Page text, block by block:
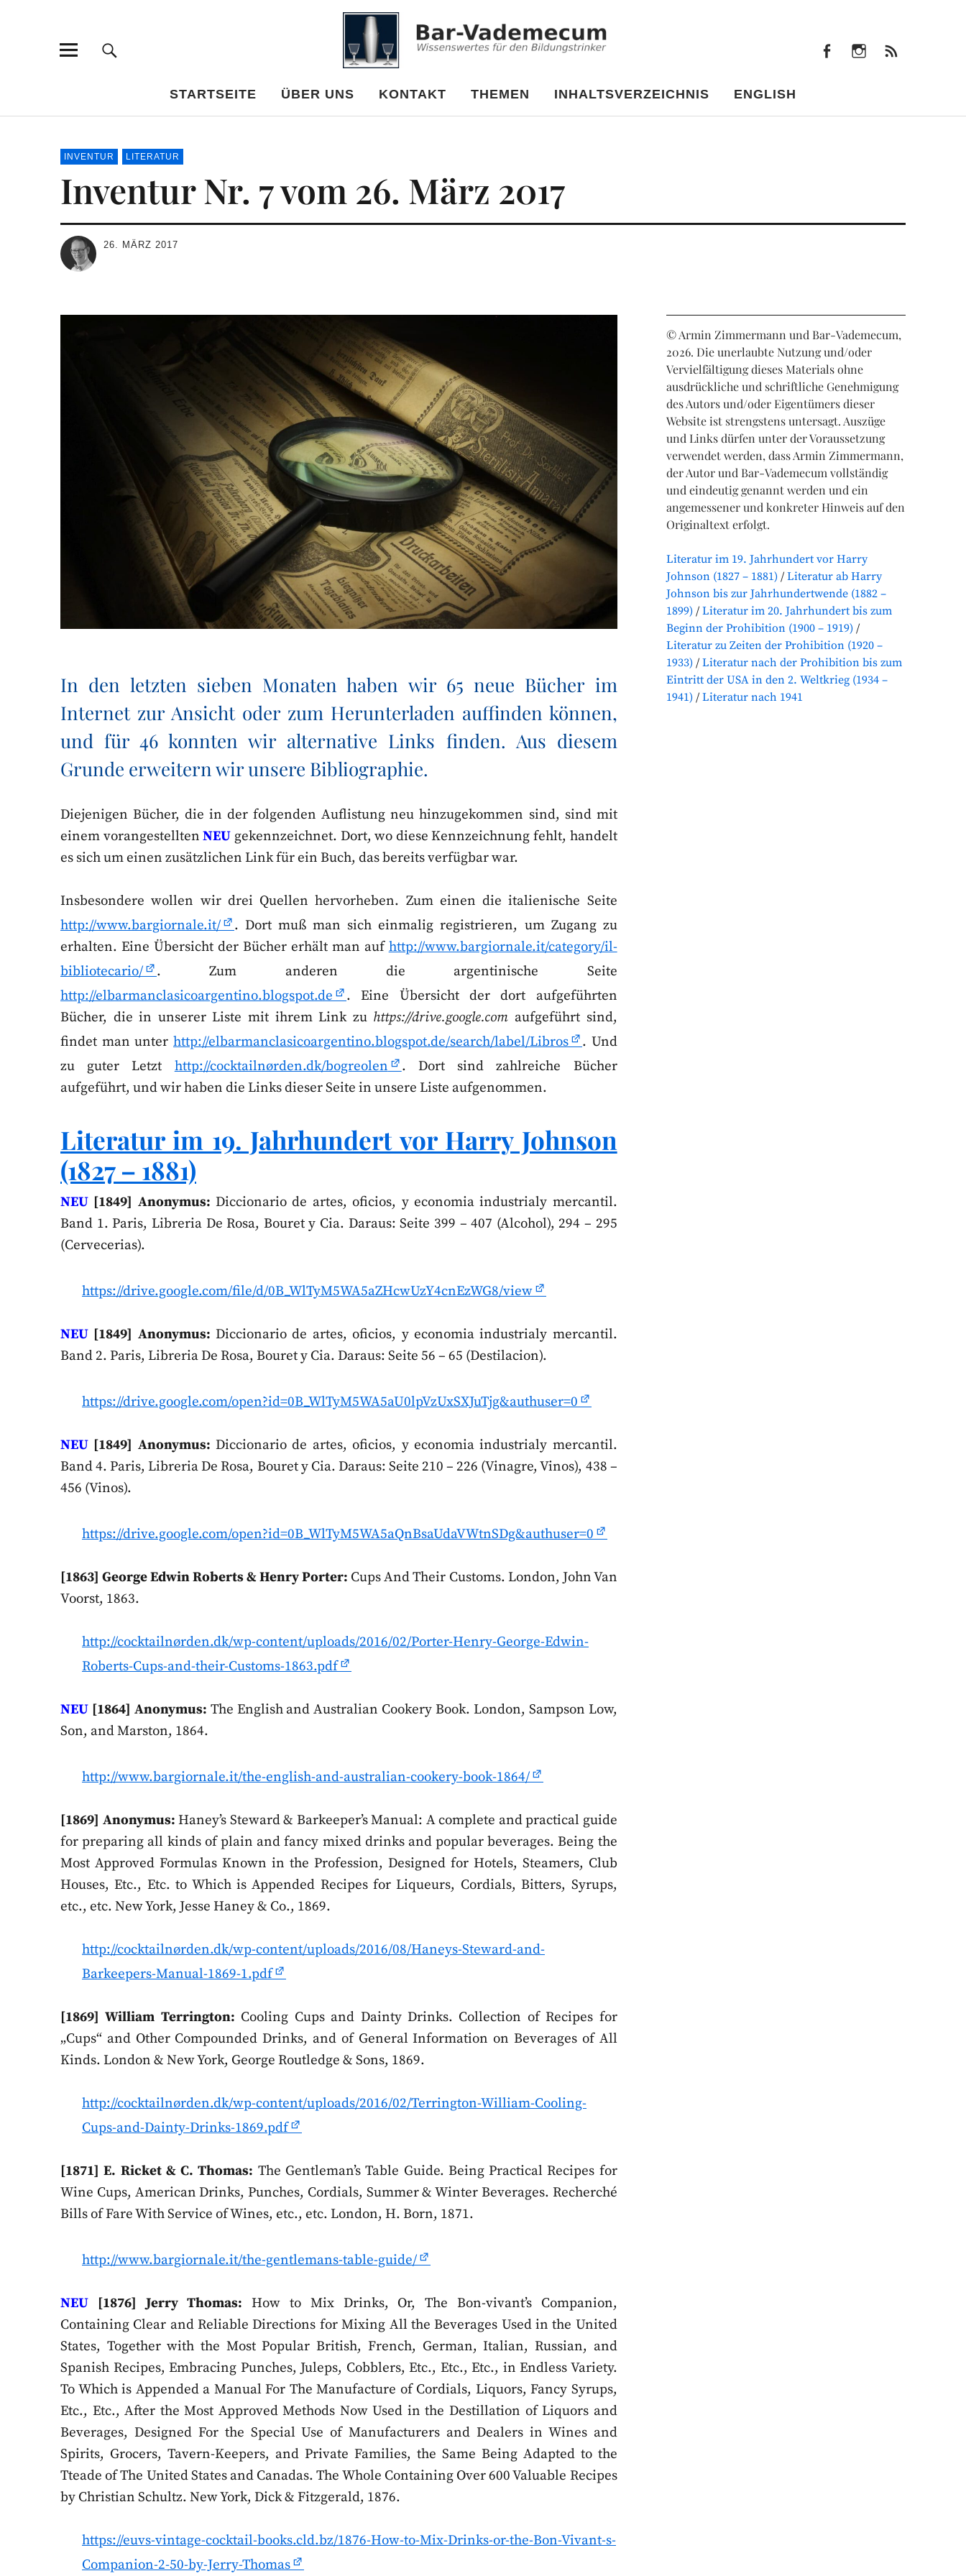
Bar-Vademecum
STARTSEITE ÜBER UNS KONTAKT THEMEN INHALTSVERZEICHNIS ENGLISH
INVENTUR LITERATUR
Inventur Nr. 7 vom 26. März 2017
26. MÄRZ 2017
In den letzten sieben Monaten haben wir 65 neue Bücher im
Internet zur Ansicht oder zum Herunterladen auffinden können,
und für 46 konnten wir alternative Links finden. Aus diesem
Grunde erweitern wir unsere Bibliographie.
Diejenigen Bücher, die in der folgenden Auflistung neu hinzugekommen sind, sind mit
einem vorangestelltenNEU gekennzeichnet. Dort, wo diese Kennzeichnung fehlt, handelt
es sich um einen zusätzlichen Link für ein Buch, das bereits verfügbar war.
Insbesondere wollen wir drei Quellen hervorheben. Zum einen die italienische Seite
http://www.bargiornale.it/
. Dort muß man sich einmalig registrieren, um Zugang zu
erhalten. Eine Übersicht der Bücher erhält man auf http://www.bargiornale.it/category/il-
bibliotecario/
. Zum anderen die argentinische Seite
http://elbarmanclasicoargentino.blogspot.de
. Eine Übersicht der dort aufgeführten
Bücher, die in unserer Liste mit ihrem Link zu https://drive.google.com aufgeführt sind,
findet man unter http://elbarmanclasicoargentino.blogspot.de/search/label/Libros
. Und
zu guter Letzt http://cocktailnørden.dk/bogreolen
. Dort sind zahlreiche Bücher
aufgeführt, und wir haben die Links dieser Seite in unsere Liste aufgenommen.
Literatur im 19. Jahrhundert vor Harry Johnson
(1827 – 1881)
NEU [1849] Anonymus: Diccionario de artes, oficios, y economia industrialy mercantil.
Band 1. Paris, Libreria De Rosa, Bouret y Cia. Daraus: Seite 399 – 407 (Alcohol), 294 – 295
(Cervecerias).
https://drive.google.com/file/d/0B_WlTyM5WA5aZHcwUzY4cnEzWG8/view
NEU [1849] Anonymus: Diccionario de artes, oficios, y economia industrialy mercantil.
Band 2. Paris, Libreria De Rosa, Bouret y Cia. Daraus: Seite 56 – 65 (Destilacion).
https://drive.google.com/open?id=0B_WlTyM5WA5aU0lpVzUxSXJuTjg&authuser=0
NEU [1849] Anonymus: Diccionario de artes, oficios, y economia industrialy mercantil.
Band 4. Paris, Libreria De Rosa, Bouret y Cia. Daraus: Seite 210 – 226 (Vinagre, Vinos), 438 –
456 (Vinos).
https://drive.google.com/open?id=0B_WlTyM5WA5aQnBsaUdaVWtnSDg&authuser=0
[1863] George Edwin Roberts & Henry Porter: Cups And Their Customs. London, John Van
Voorst, 1863.
http://cocktailnørden.dk/wp-content/uploads/2016/02/Porter-Henry-George-Edwin-
Roberts-Cups-and-their-Customs-1863.pdf
NEU [1864] Anonymus: The English and Australian Cookery Book. London, Sampson Low,
Son, and Marston, 1864.
http://www.bargiornale.it/the-english-and-australian-cookery-book-1864/
[1869] Anonymus: Haney’s Steward & Barkeeper’s Manual: A complete and practical guide
for preparing all kinds of plain and fancy mixed drinks and popular beverages. Being the
Most Approved Formulas Known in the Profession, Designed for Hotels, Steamers, Club
Houses, Etc., Etc. to Which is Appended Recipes for Liqueurs, Cordials, Bitters, Syrups,
etc., etc. New York, Jesse Haney & Co., 1869.
http://cocktailnørden.dk/wp-content/uploads/2016/08/Haneys-Steward-and-
Barkeepers-Manual-1869-1.pdf
[1869] William Terrington: Cooling Cups and Dainty Drinks. Collection of Recipes for
„Cups“ and Other Compounded Drinks, and of General Information on Beverages of All
Kinds. London & New York, George Routledge & Sons, 1869.
http://cocktailnørden.dk/wp-content/uploads/2016/02/Terrington-William-Cooling-
Cups-and-Dainty-Drinks-1869.pdf
[1871] E. Ricket & C. Thomas: The Gentleman’s Table Guide. Being Practical Recipes for
Wine Cups, American Drinks, Punches, Cordials, Summer & Winter Beverages. Recherché
Bills of Fare With Service of Wines, etc., etc. London, H. Born, 1871.
http://www.bargiornale.it/the-gentlemans-table-guide/
NEU [1876] Jerry Thomas: How to Mix Drinks, Or, The Bon-vivant’s Companion,
Containing Clear and Reliable Directions for Mixing All the Beverages Used in the United
States, Together with the Most Popular British, French, German, Italian, Russian, and
Spanish Recipes, Embracing Punches, Juleps, Cobblers, Etc., Etc., Etc., in Endless Variety.
To Which is Appended a Manual For The Manufacture of Cordials, Liquors, Fancy Syrups,
Etc., Etc., After the Most Approved Methods Now Used in the Destillation of Liquors and
Beverages, Designed For the Special Use of Manufacturers and Dealers in Wines and
Spirits, Grocers, Tavern-Keepers, and Private Families, the Same Being Adapted to the
Tteade of The United States and Canadas. The Whole Containing Over 600 Valuable Recipes
by Christian Schultz. New York, Dick & Fitzgerald, 1876.
https://euvs-vintage-cocktail-books.cld.bz/1876-How-to-Mix-Drinks-or-the-Bon-Vivant-s-
Companion-2-50-by-Jerry-Thomas
© Armin Zimmermann und Bar-Vademecum,
2026. Die unerlaubte Nutzung und/oder
Vervielfältigung dieses Materials ohne
ausdrückliche und schriftliche Genehmigung
des Autors und/oder Eigentümers dieser
Website ist strengstens untersagt. Auszüge
und Links dürfen unter der Voraussetzung
verwendet werden, dass Armin Zimmermann,
der Autor und Bar-Vademecum vollständig
und eindeutig genannt werden und ein
angemessener und konkreter Hinweis auf den
Originaltext erfolgt.
Literatur im 19. Jahrhundert vor Harry
Johnson (1827 – 1881)
Literatur ab Harry
Johnson bis zur Jahrhundertwende (1882 –
1899)
Literatur im 20. Jahrhundert bis zum
Beginn der Prohibition (1900 – 1919)
Literatur zu Zeiten der Prohibition (1920 –
1933)
Literatur nach der Prohibition bis zum
Eintritt der USA in den 2. Weltkrieg (1934 –
1941)
Literatur nach 1941